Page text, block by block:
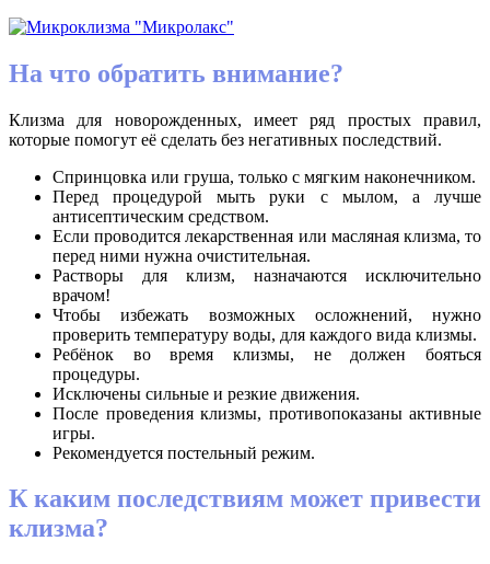
На что обратить внимание?
Клизма для новорожденных, имеет ряд простых правил,
которые помогут её сделать без негативных последствий.
Спринцовка или груша, только с мягким наконечником.
Перед процедурой мыть руки с мылом, а лучше
антисептическим средством.
Если проводится лекарственная или масляная клизма, то
перед ними нужна очистительная.
Растворы для клизм, назначаются исключительно
врачом!
Чтобы избежать возможных осложнений, нужно
проверить температуру воды, для каждого вида клизмы.
Ребёнок во время клизмы, не должен бояться
процедуры.
Исключены сильные и резкие движения.
После проведения клизмы, противопоказаны активные
игры.
Рекомендуется постельный режим.
К каким последствиям может привести
клизма?